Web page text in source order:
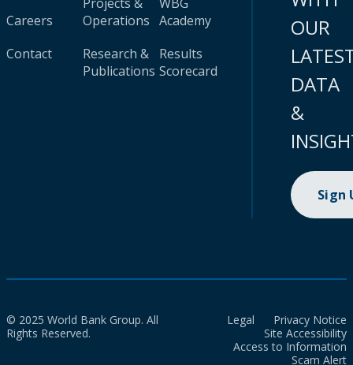
Careers
Contact
Operations
Research &
Publications
Academy
Results
Scorecard
OUR
DATA
&
Sign
© 2025 World Bank Group. All
Rights Reserved.
Legal
Privacy Notice
Site Accessibility
Access to Information
Scam Alert